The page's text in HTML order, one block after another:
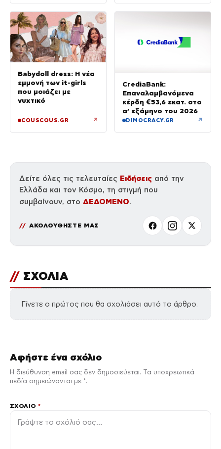
Babydoll dress: Η νέα
εμμονή των it-girls
που μοιάζει με
νυχτικό
COUSCOUS.GR ↗
CrediaBank:
Επαναλαμβανόμενα
κέρδη €53,6 εκατ. στο
α’ εξάμηνο του 2026
DIMOCRACY.GR ↗
Δείτε όλες τις τελευταίες Ειδήσεις από την
Ελλάδα και τον Κόσμο, τη στιγμή που
συμβαίνουν, στο ΔΕΔΟΜΕΝΟ.
ΑΚΟΛΟΥΘΗΣΤΕ ΜΑΣ
// ΣΧΟΛΙΑ
Γίνετε ο πρώτος που θα σχολιάσει αυτό το άρθρο.
Αφήστε ένα σχόλιο
Η διεύθυνση email σας δεν δημοσιεύεται. Τα υποχρεωτικά
πεδία σημειώνονται με *.
ΣΧΌΛΙΟ*